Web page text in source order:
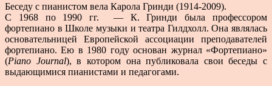
Беседу с пианистом вела Карола Гринди (1914-2009).
С 1968 по 1990 гг. — К. Гринди была профессором
фортепиано в Школе музыки и театра Гилдхолл. Она являлась
основательницей Европейской ассоциации преподавателей
фортепиано. Ею в 1980 году основан журнал «Фортепиано»
(Piano Journal), в котором она публиковала свои беседы с
выдающимися пианистами и педагогами.